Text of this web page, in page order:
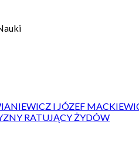
I JÓZEF
RATUJĄCY ŻYDÓW